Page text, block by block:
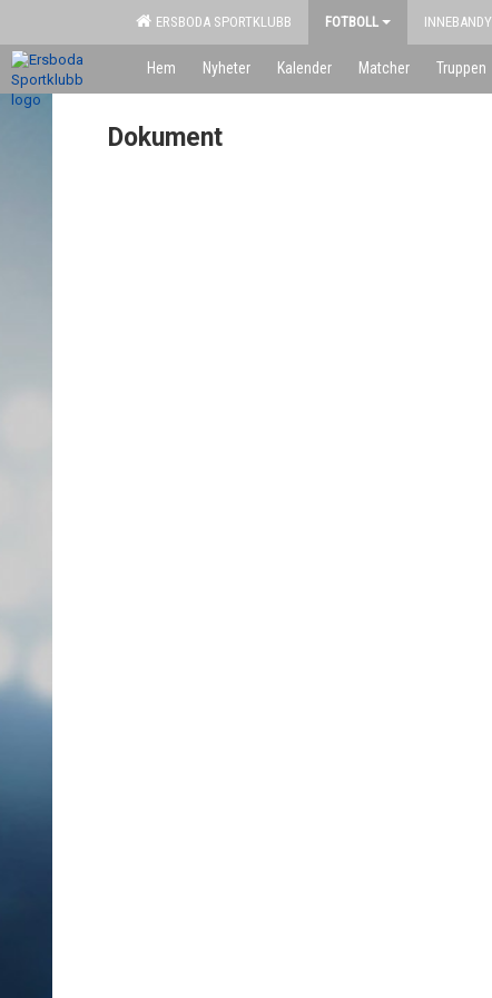
ERSBODA SPORTKLUBB FOTBOLL INNEBANDY
Hem Nyheter Kalender Matcher Truppen
Dokument